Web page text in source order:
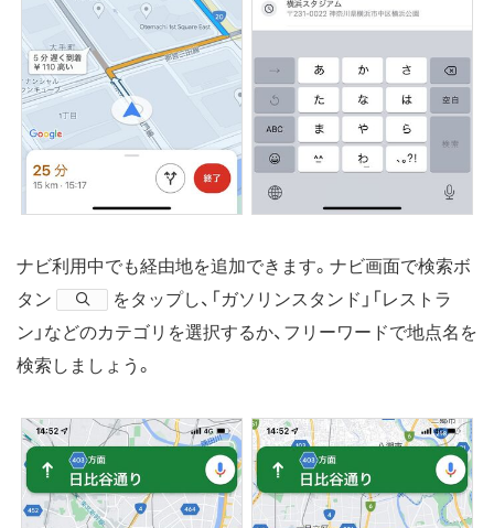
ナビ利用中でも経由地を追加できます。ナビ画面で検索ボ
タン
​をタップし、「ガソリンスタンド」「レストラ
ン」などのカテゴリを選択するか、フリーワードで地点名を
検索しましょう。